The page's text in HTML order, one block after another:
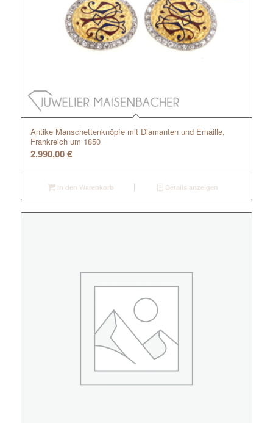
Antike Manschettenknöpfe mit Diamanten und Emaille,
Frankreich um 1850
2.990,00€
In den Warenkorb Details anzeigen